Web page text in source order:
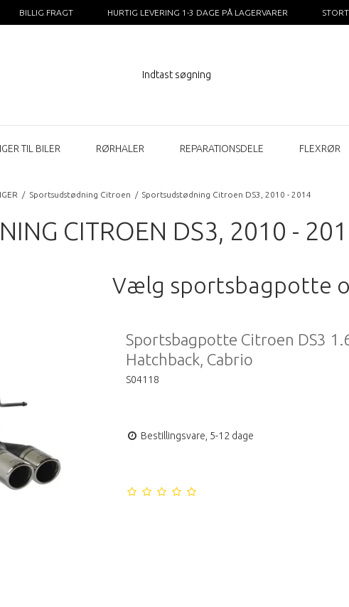
BILLIG FRAGT HURTIG LEVERING 1-3 DAGE PÅ LAGERVARER
TIL BILER RØRHALER REPARATIONSDELE FLEXRØR
/ Sportsudstødning Citroen / Sportsudstødning Citroen DS3, 2010 - 2014
CITROEN DS3, 2010 -
Vælg sportsbagpotte
Sportsbagpotte Citroen DS3
Hatchback, Cabrio
S04118
Bestillingsvare, 5-12 dage